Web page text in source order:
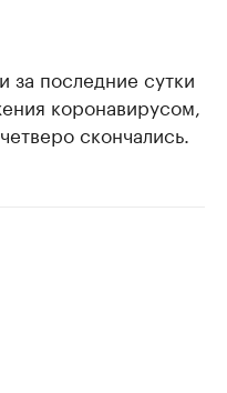
за последние сутки
коронавирусом,
скончались.